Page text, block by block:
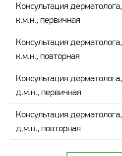
Консультация дерматолога,
к.м.н., первичная
Консультация дерматолога,
к.м.н., повторная
Консультация дерматолога,
д.м.н., первичная
Консультация дерматолога,
д.м.н., повторная